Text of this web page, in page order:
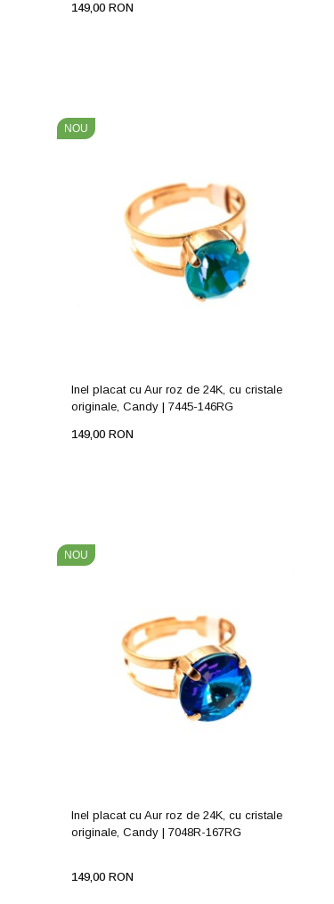
149,00 RON
NOU
Inel placat cu Aur roz de 24K, cu cristale
originale, Candy | 7445-146RG
149,00 RON
NOU
Inel placat cu Aur roz de 24K, cu cristale
originale, Candy | 7048R-167RG
149,00 RON